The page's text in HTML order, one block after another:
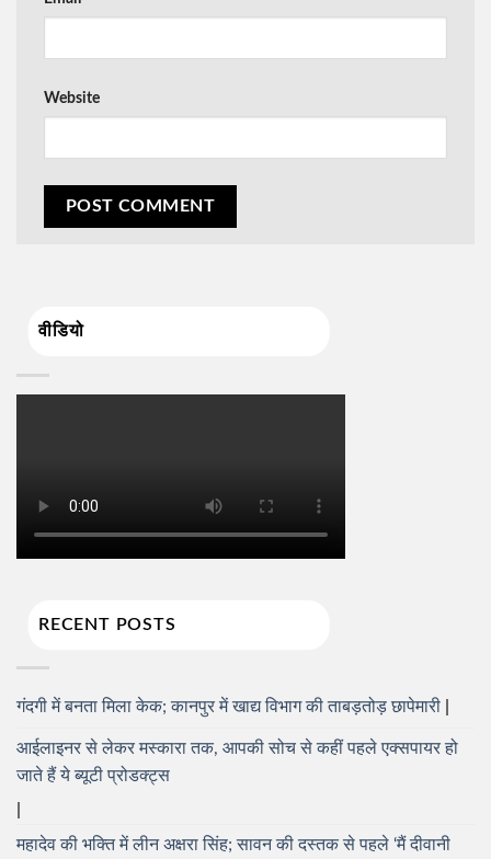
Website
वीडियो
RECENT POSTS
गंदगी में बनता मिला केक; कानपुर में खाद्य विभाग की ताबड़तोड़ छापेमारी
आईलाइनर से लेकर मस्कारा तक, आपकी सोच से कहीं पहले एक्सपायर हो
जाते हैं ये ब्यूटी प्रोडक्ट्स
महादेव की भक्ति में लीन अक्षरा सिंह; सावन की दस्तक से पहले ‘मैं दीवानी